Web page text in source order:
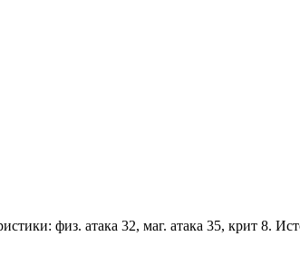
физ. атака 32, маг. атака 35, крит 8.